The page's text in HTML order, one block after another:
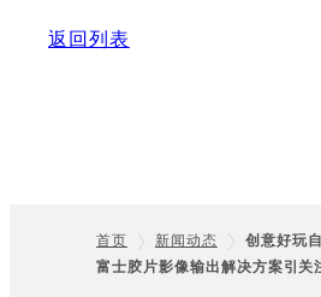
返回列表
Footer
首页 新闻动态
创意好玩
富士胶片影像输出解决方案引关